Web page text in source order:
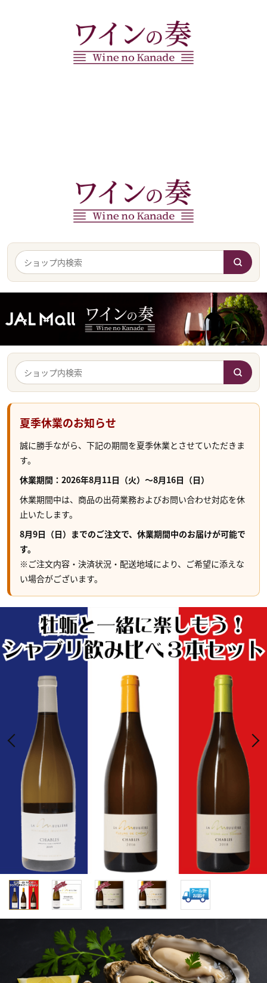
夏季休業のお知らせ
誠に勝手ながら、下記の期間を夏季休業とさせていただきま
す。
休業期間：2026年8月11日（火）～8月16日（日）
休業期間中は、商品の出荷業務およびお問い合わせ対応を休
止いたします。
8月9日（日）までのご注文で、休業期間中のお届けが可能で
す。
※ご注文内容・決済状況・配送地域により、ご希望に添えな
い場合がございます。